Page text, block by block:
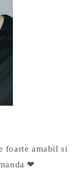
foarte amabil si
❤